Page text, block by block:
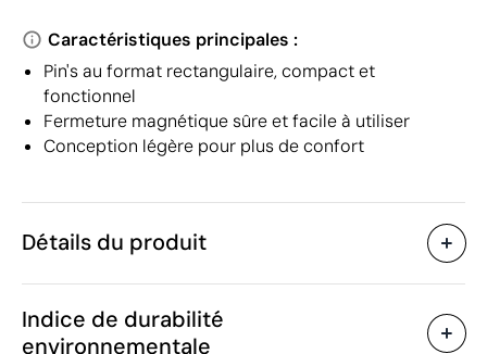
Caractéristiques principales :
Pin's au format rectangulaire, compact et
fonctionnel
Fermeture magnétique sûre et facile à utiliser
Conception légère pour plus de confort
Détails du produit
Caractéristiques
Code du produit
Indice de durabilité
environnementale